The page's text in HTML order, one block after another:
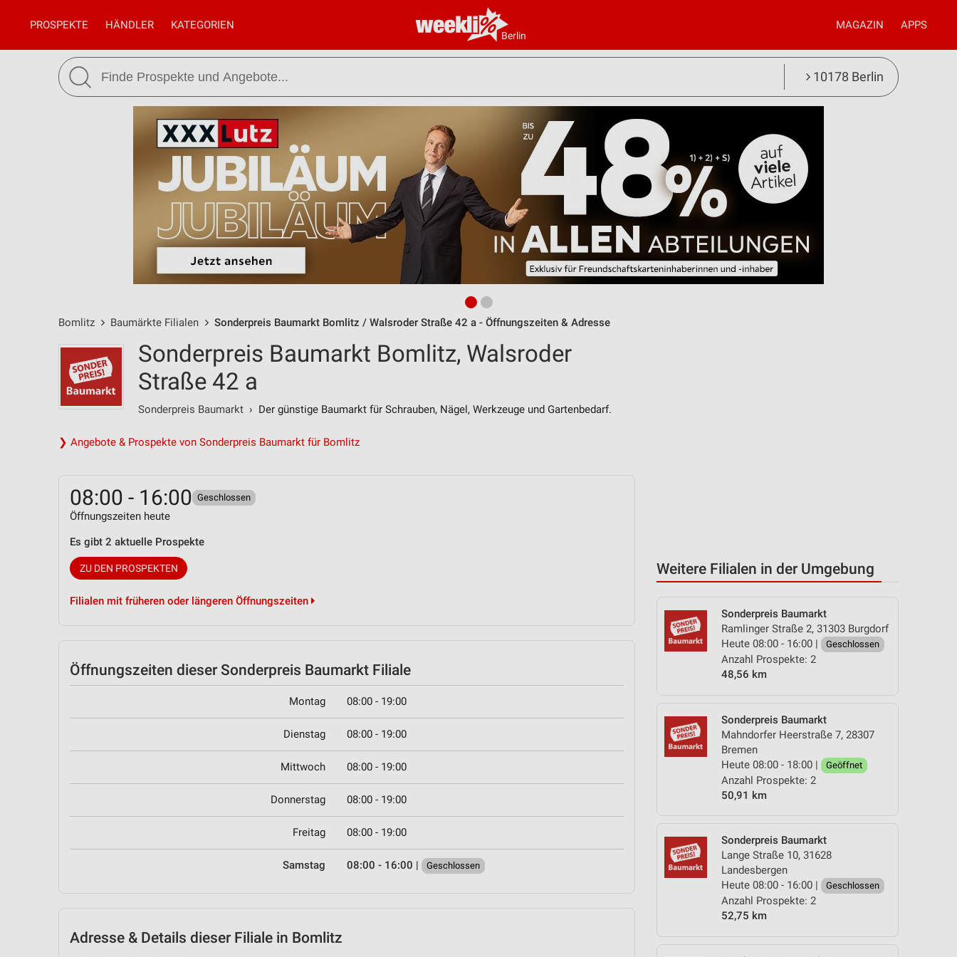
Berlin
PROSPEKTE HÄNDLER KATEGORIEN MAGAZIN APPS
10178 Berlin
Bomlitz Baumärkte Filialen Sonderpreis Baumarkt Bomlitz / Walsroder Straße 42 a - Öffnungszeiten & Adresse
Weitere Filialen in der Umgebung
Sonderpreis Baumarkt
Ramlinger Straße 2, 31303 Burgdorf
Heute 08:00 - 16:00 |
Geschlossen
Anzahl Prospekte: 2
48,56 km
Sonderpreis Baumarkt
Mahndorfer Heerstraße 7, 28307
Bremen
Heute 08:00 - 18:00 |
Geöffnet
Anzahl Prospekte: 2
50,91 km
Sonderpreis Baumarkt
Lange Straße 10, 31628
Landesbergen
Heute 08:00 - 16:00 |
Geschlossen
Anzahl Prospekte: 2
52,75 km
Sonderpreis Baumarkt Bomlitz, Walsroder
Straße 42 a
Sonderpreis Baumarkt › Der günstige Baumarkt für Schrauben, Nägel, Werkzeuge und Gartenbedarf.
❯ Angebote & Prospekte von Sonderpreis Baumarkt für Bomlitz
08:00 - 16:00 Geschlossen
Öffnungszeiten heute
Es gibt 2 aktuelle Prospekte
ZU DEN PROSPEKTEN
Filialen mit früheren oder längeren Öffnungszeiten
Öffnungszeiten dieser Sonderpreis Baumarkt Filiale
Montag 08:00 - 19:00
Dienstag 08:00 - 19:00
Mittwoch 08:00 - 19:00
Donnerstag 08:00 - 19:00
Freitag 08:00 - 19:00
Samstag 08:00 - 16:00 | Geschlossen
Adresse & Details dieser Filiale in Bomlitz